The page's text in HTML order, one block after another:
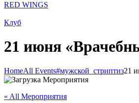
RED WINGS
Клуб
21 июня
HomeAll Events#мужской_стриптиз21
« All Мероприятия